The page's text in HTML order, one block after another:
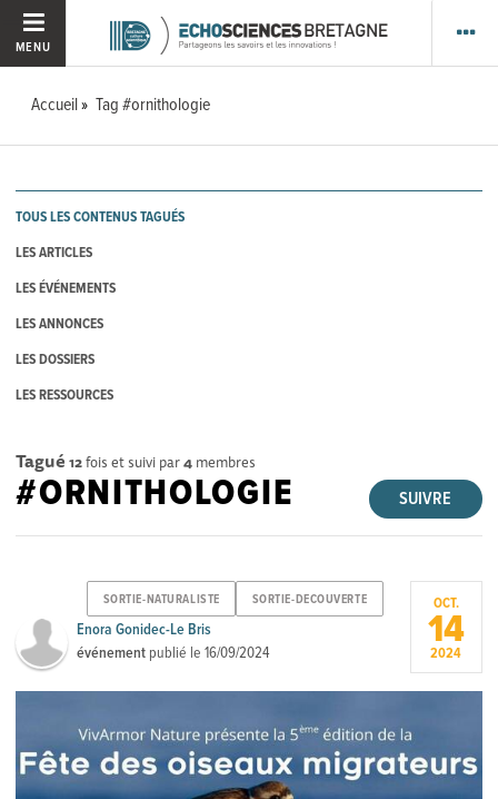
MENU
Accueil Tag #ornithologie
TOUS LES CONTENUS TAGUÉS
LES ARTICLES
LES ÉVÉNEMENTS
LES ANNONCES
LES DOSSIERS
LES RESSOURCES
Tagué 12fois et suivi par4 membres
SUIVRE
#ORNITHOLOGIE
SORTIE-NATURALISTE SORTIE-DECOUVERTE
Enora Gonidec-Le Bris
événement publié le16/09/2024
OCT.
14
2024